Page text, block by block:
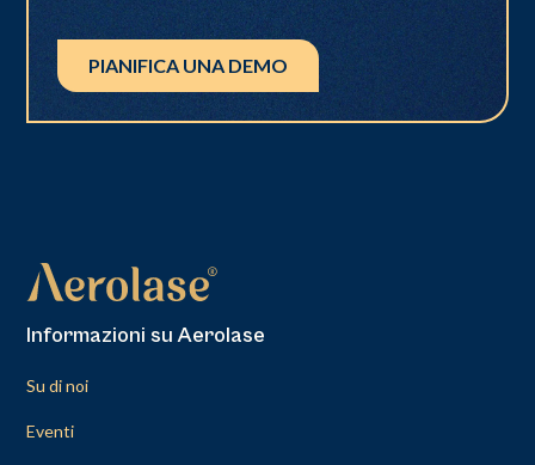
PIANIFICA UNA DEMO
Informazioni su Aerolase
Su di noi
Eventi